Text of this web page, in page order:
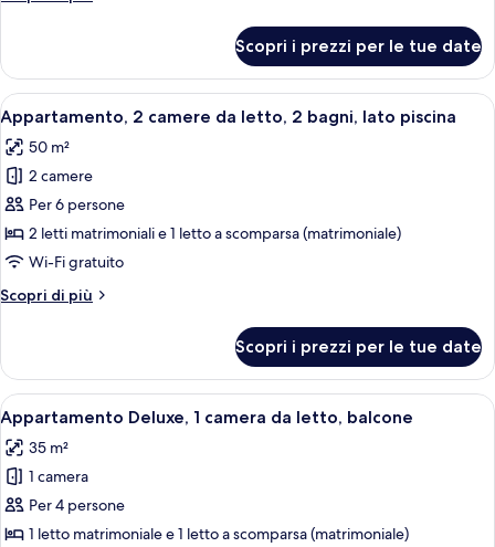
da
bagni
2
camere
da
letto,
2
bagni
Scopri i prezzi per le tue date
Apri
tutte
le
foto
per
Appartamento,
2
da
bagni,
lato
piscina
Un balcone con un tavolino in vetro,
18
Appartamento, 2 camere da letto, 2 bagni, lato piscina
50 m²
2 camere
Per 6 persone
2 letti matrimoniali e 1 letto a scomparsa (matrimoniale)
Wi-Fi gratuito
Scopri di più
Altri
2
camere
da
letto,
2
bagni,
piscina
Scopri i prezzi per le tue date
Apri
tutte
le
foto
per
Appartamento
Una moderna camera d'hotel con
18
Appartamento Deluxe, 1 camera da letto, balcone
35 m²
1 camera
Per 4 persone
1 letto matrimoniale e 1 letto a scomparsa (matrimoniale)